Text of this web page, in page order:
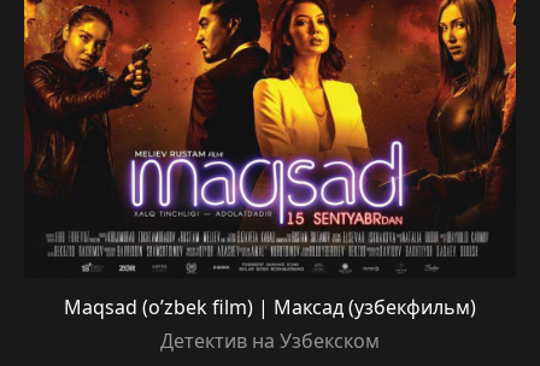
Maqsad (o’zbek film) | Максад (узбекфильм)
Детектив на Узбекском